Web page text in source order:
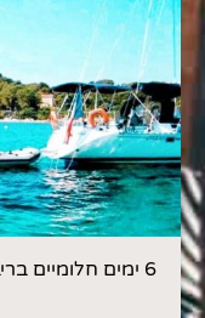
6 ימים חלומיים